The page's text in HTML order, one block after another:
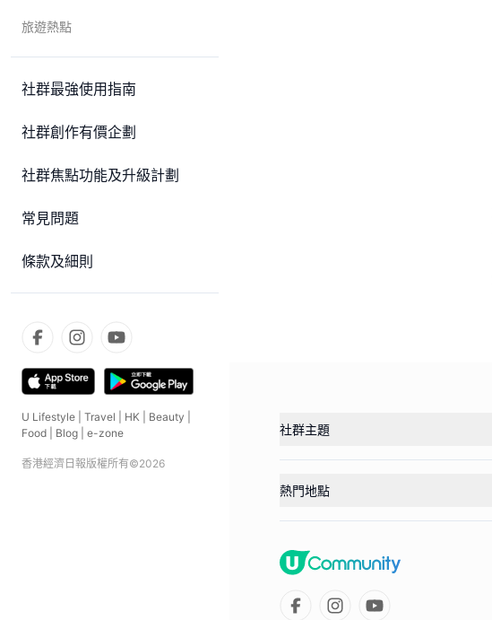
旅遊熱點
社群最強使用指南
社群創作有價企劃
社群焦點功能及升級計劃
常見問題
條款及細則
U Lifestyle Travel HK Beauty
Food
Blog e-zone
香港經濟日報版權所有©2026
社群主題
熱門地點